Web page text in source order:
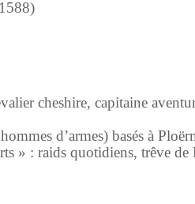
cheshire, capitaine
d’armes) basés à
» : raids quotidiens, trêve de